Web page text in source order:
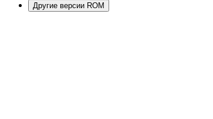
Другие версии ROM